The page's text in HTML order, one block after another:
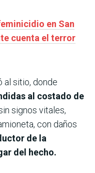
en San
cuenta el terror
al sitio, donde
al costado de
signos vitales,
con daños
de la
del hecho.